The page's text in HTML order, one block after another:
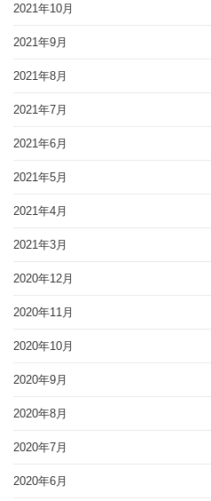
2021年10月
2021年9月
2021年8月
2021年7月
2021年6月
2021年5月
2021年4月
2021年3月
2020年12月
2020年11月
2020年10月
2020年9月
2020年8月
2020年7月
2020年6月